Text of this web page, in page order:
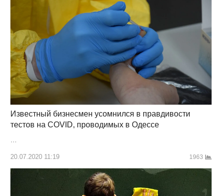
Известный бизнесмен усомнился в правдивости
тестов на COVID, проводимых в Одессе
…
20.07.2020 11:19 1963